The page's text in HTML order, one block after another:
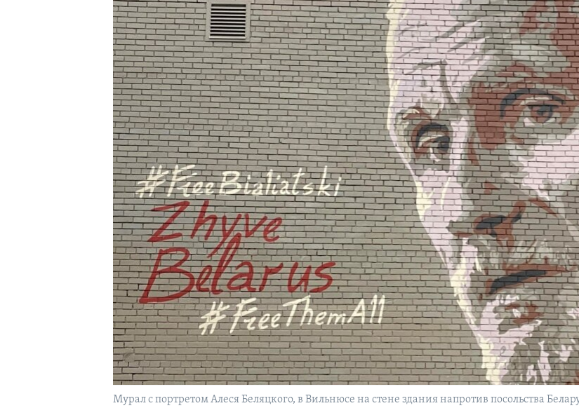
Мурал с портретом Алеся Беляцкого, в Вильнюсе на стене здания напротив посольства